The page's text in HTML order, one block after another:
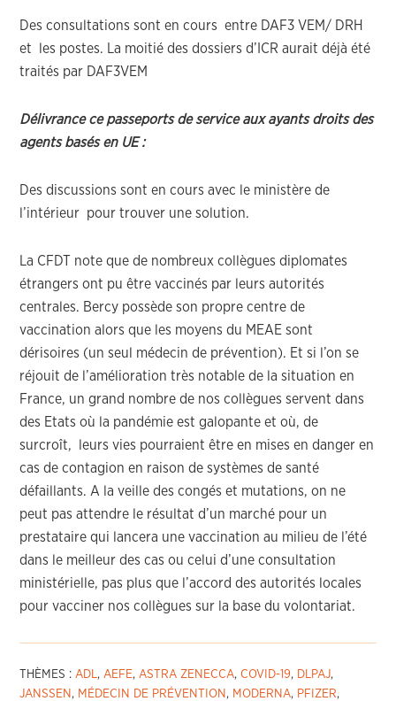
Des consultations sont en cours entre DAF3 VEM/ DRH
et les postes. La moitié des dossiers d’ICR aurait déjà été
traités par DAF3VEM
Délivrance ce passeports de service aux ayants droits des
agents basés en UE :
Des discussions sont en cours avec le ministère de
l’intérieur pour trouver une solution.
La CFDT note que de nombreux collègues diplomates
étrangers ont pu être vaccinés par leurs autorités
centrales. Bercy possède son propre centre de
vaccination alors que les moyens du MEAE sont
dérisoires (un seul médecin de prévention). Et si l’on se
réjouit de l’amélioration très notable de la situation en
France, un grand nombre de nos collègues servent dans
des Etats où la pandémie est galopante et où, de
surcroît, leurs vies pourraient être en mises en danger en
cas de contagion en raison de systèmes de santé
défaillants. A la veille des congés et mutations, on ne
peut pas attendre le résultat d’un marché pour un
prestataire qui lancera une vaccination au milieu de l’été
dans le meilleur des cas ou celui d’une consultation
ministérielle, pas plus que l’accord des autorités locales
pour vacciner nos collègues sur la base du volontariat.
THÈMES :ADL,AEFE,ASTRA ZENECCA,COVID-19, DLPAJ,
JANSSEN , MÉDECIN DE PRÉVENTION , MODERNA, PFIZER,